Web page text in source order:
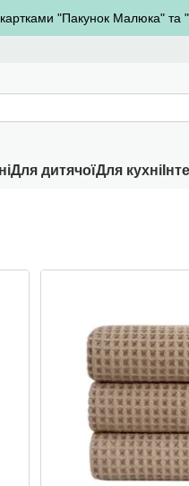
"Пакунок Малюка" та
Для дитячоїДля кухні